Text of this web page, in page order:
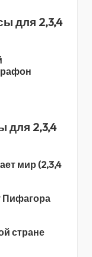
для 2,3,4
для 2,3,4
мир (2,3,4
Пифагора
стране